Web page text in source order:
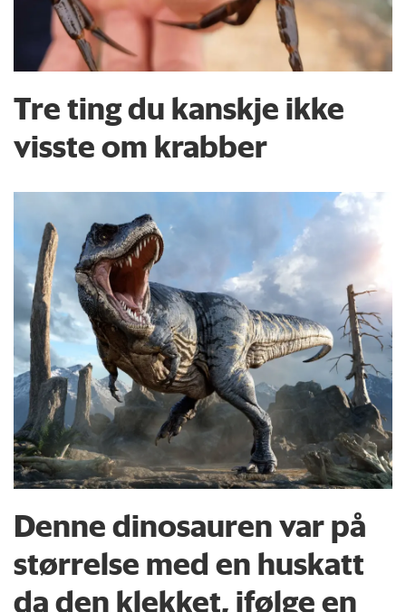
Tre ting du kanskje ikke
visste om krabber
Denne dinosauren var på
størrelse med en huskatt
da den klekket, ifølge en